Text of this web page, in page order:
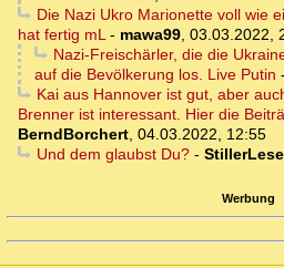
Die Nazi Ukro Marionette voll wie
hat fertig mL- mawa99, 03.03.2022,
Nazi-Freischärler, die die
auf die Bevölkerung los. Live Putin -
Kai aus Hannover ist gut, aber
Brenner ist interessant. Hier die
BerndBorchert, 04.03.2022, 12:55
Und dem glaubst Du?-
Werbung